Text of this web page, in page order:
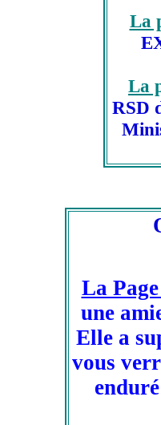
La
La
RSD
La
une
Elle a
vous